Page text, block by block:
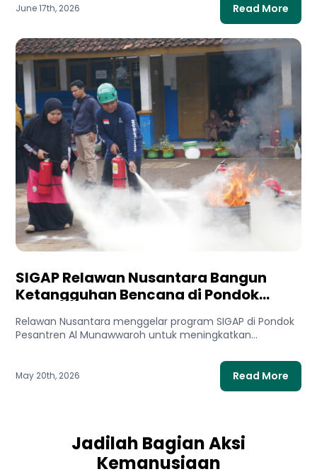
June 17th, 2026 Read More
SIGAP Relawan Nusantara Bangun
Ketangguhan Bencana di Pondok
Relawan Nusantara menggelar program SIGAP di Pondok
Pesantren Al Munawwaroh untuk meningkatkan
May 20th, 2026 Read More
Jadilah Bagian Aksi
Kemanusiaan